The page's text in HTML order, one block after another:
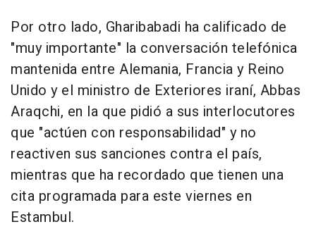
Por otro lado, Gharibabadi ha calificado de
"muy importante" la conversación telefónica
mantenida entre Alemania, Francia y Reino
Unido y el ministro de Exteriores iraní, Abbas
Araqchi, en la que pidió a sus interlocutores
que "actúen con responsabilidad" y no
reactiven sus sanciones contra el país,
mientras que ha recordado que tienen una
cita programada para este viernes en
Estambul.